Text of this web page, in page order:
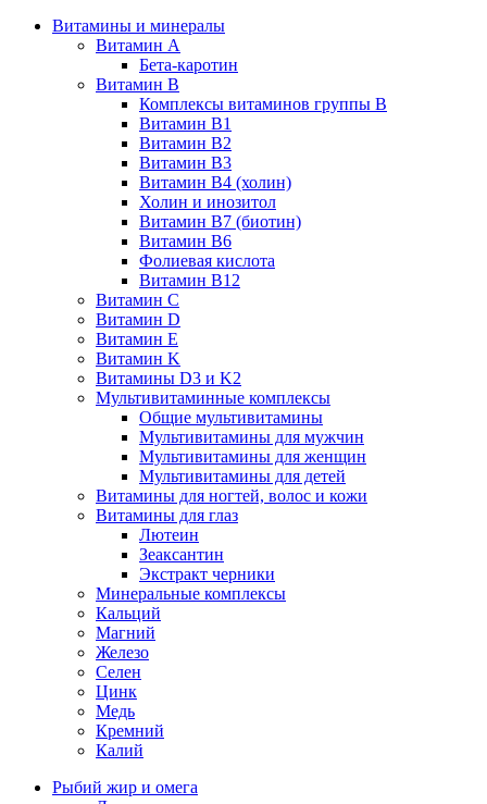
Витамины и минералы
Витамин A
Бета-каротин
Витамин B
Комплексы витаминов группы B
Витамин B1
Витамин B2
Витамин B3
Витамин B4 (холин)
Холин и инозитол
Витамин B7 (биотин)
Витамин B6
Фолиевая кислота
Витамин B12
Витамин C
Витамин D
Витамин E
Витамин K
Витамины D3 и K2
Мультивитаминные комплексы
Общие мультивитамины
Мультивитамины для мужчин
Мультивитамины для женщин
Мультивитамины для детей
Витамины для ногтей, волос и кожи
Витамины для глаз
Лютеин
Зеаксантин
Экстракт черники
Минеральные комплексы
Кальций
Магний
Железо
Селен
Цинк
Медь
Кремний
Калий
Рыбий жир и омега